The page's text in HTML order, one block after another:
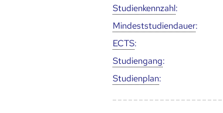
Studien­kenn­zahl:
Mindest­studien­dauer:
ECTS:
Studien­gang:
Studien­plan: